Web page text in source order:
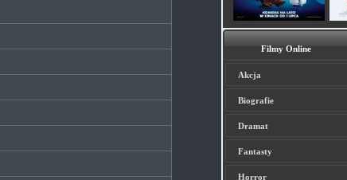
Filmy Online
Akcja
Biografie
Dramat
Fantasty
Horror